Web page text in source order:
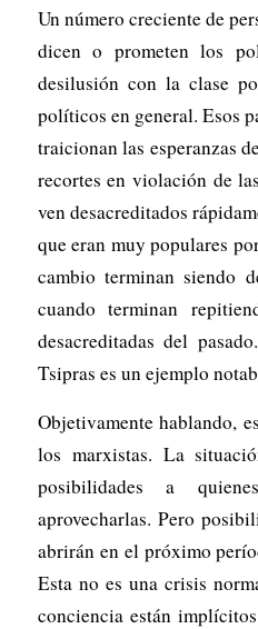
Un número creciente de
dicen o prometen los
desilusión con la clase
políticos en general. Esos
traicionan las esperanzas
recortes en violación de
ven desacreditados
que eran muy populares
cambio terminan siendo
cuando terminan
desacreditadas del
Tsipras es un ejemplo
Objetivamente hablando,
los marxistas. La
posibilidades a
aprovecharlas. Pero
abrirán en el próximo
Esta no es una crisis
conciencia están